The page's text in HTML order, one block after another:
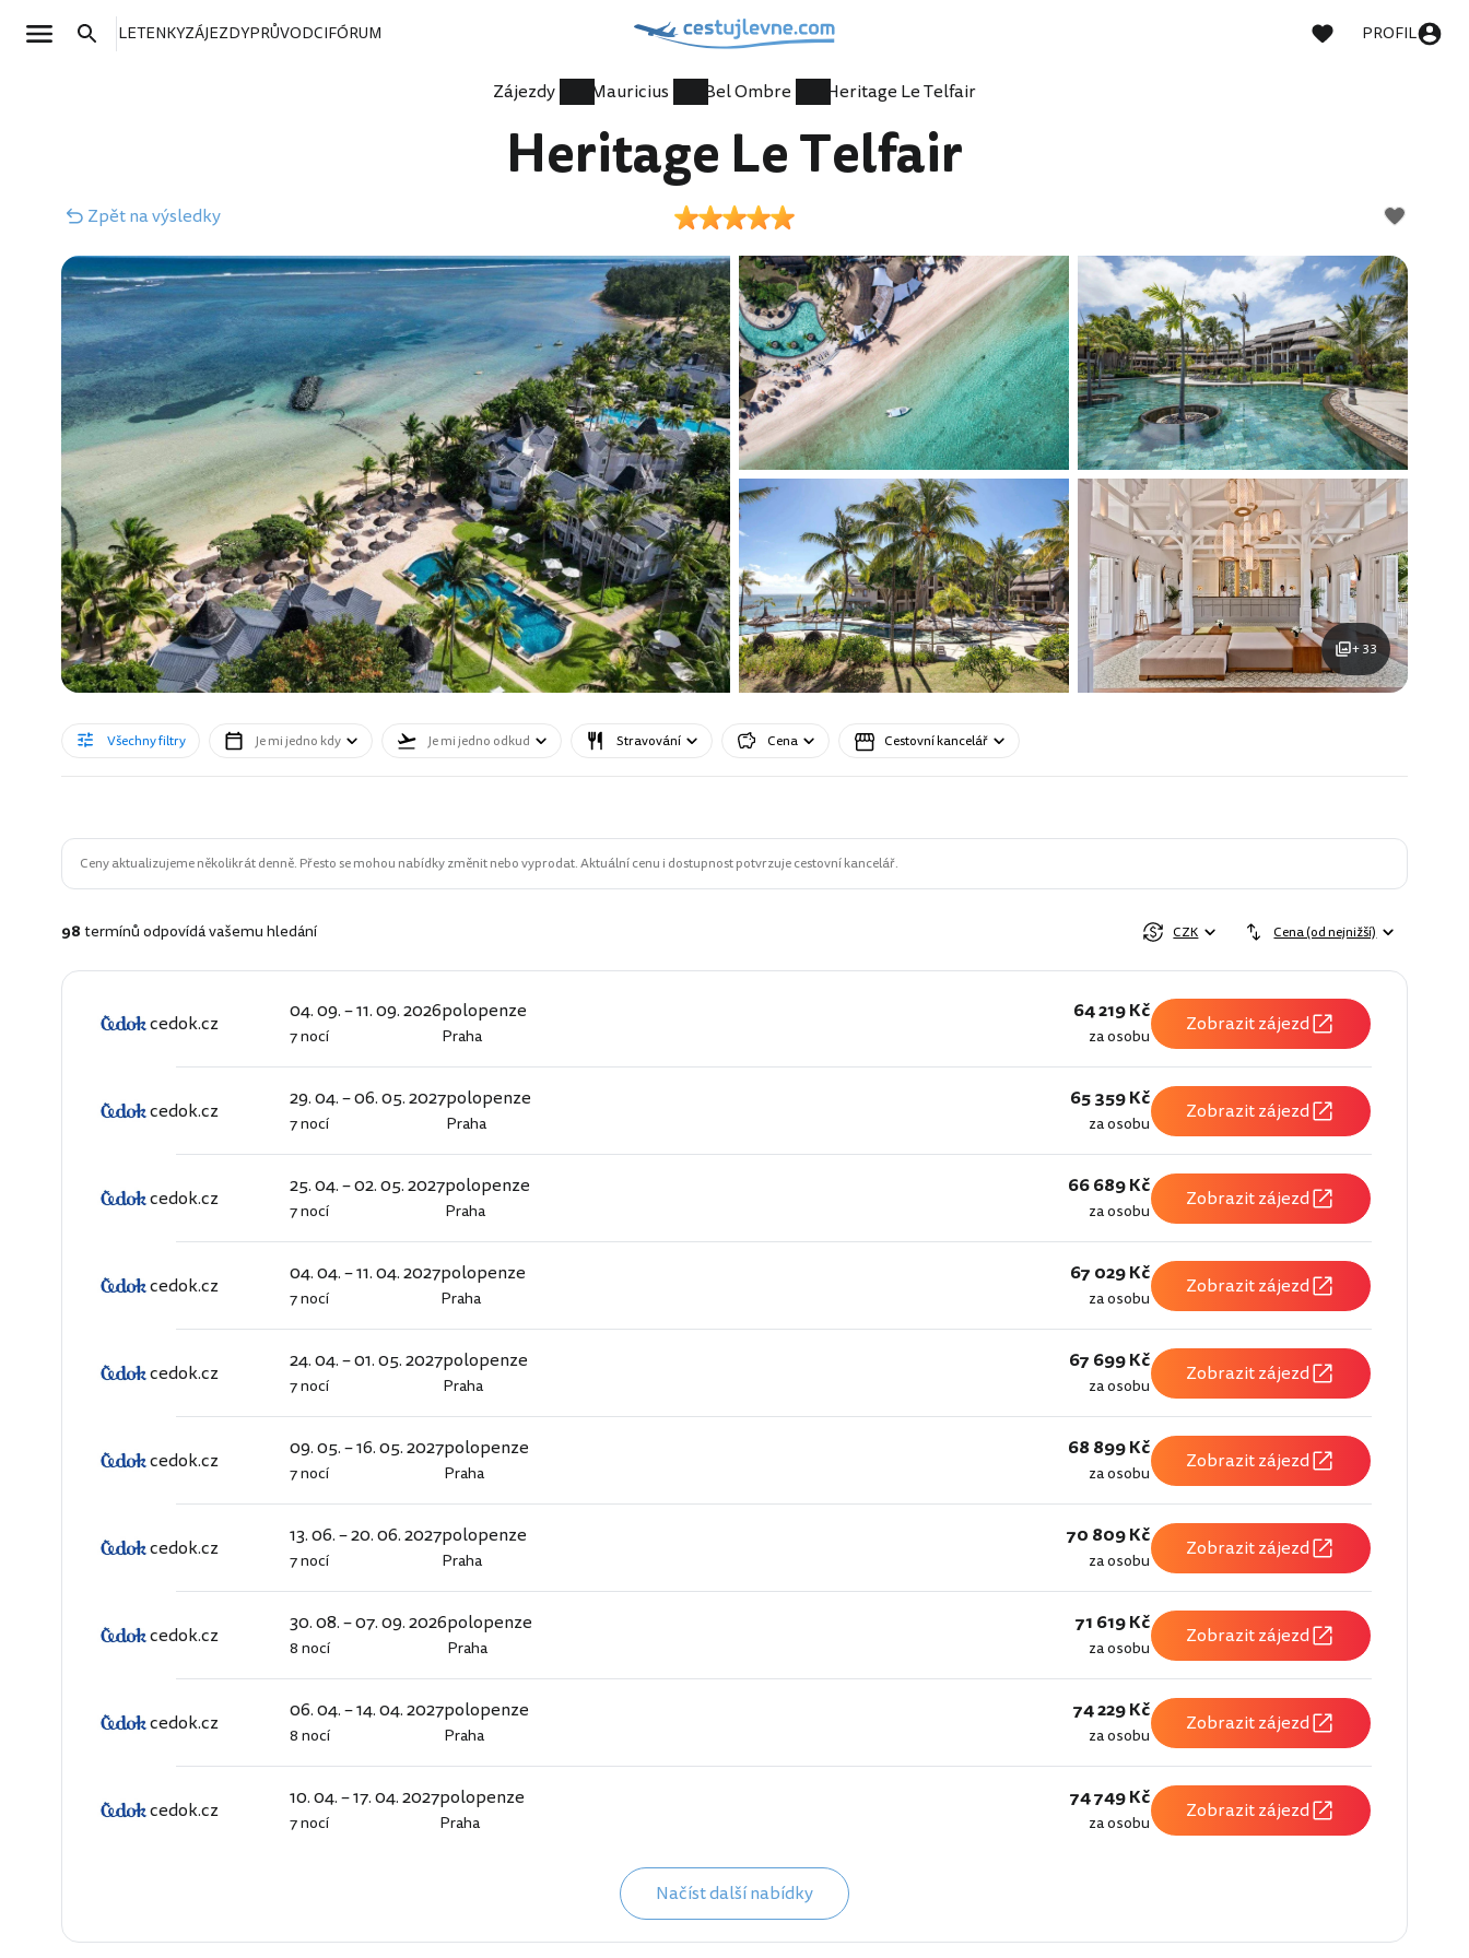
LETENKYZÁJEZDYPRŮVODCIFÓRUM PROFIL
Zájezdy Mauricius Bel Ombre Heritage Le Telfair
Heritage Le Telfair
Zpětna výsledky
+ 33
Všechny filtry Je mi jedno kdy Je mi jedno odkud Stravování Cena Cestovní kancelář
Ceny aktualizujeme několikrát denně. Přesto se mohou nabídky změnit nebo vyprodat. Aktuální cenu i dostupnost potvrzuje cestovní kancelář.
98termínů odpovídá vašemu hledání CZK Cena (od nejnižší)
cedok.cz 04. 09. – 11. 09. 2026
7 nocí
polopenze
Praha
64 219 Kč
za osobu Zobrazit zájezd
cedok.cz 29. 04. – 06. 05. 2027
7 nocí
polopenze
Praha
65 359 Kč
za osobu Zobrazit zájezd
cedok.cz 25. 04. – 02. 05. 2027
7 nocí
polopenze
Praha
66 689 Kč
za osobu Zobrazit zájezd
cedok.cz 04. 04. – 11. 04. 2027
7 nocí
polopenze
Praha
67 029 Kč
za osobu Zobrazit zájezd
cedok.cz 24. 04. – 01. 05. 2027
7 nocí
polopenze
Praha
67 699 Kč
za osobu Zobrazit zájezd
cedok.cz 09. 05. – 16. 05. 2027
7 nocí
polopenze
Praha
68 899 Kč
za osobu Zobrazit zájezd
cedok.cz 13. 06. – 20. 06. 2027
7 nocí
polopenze
Praha
70 809 Kč
za osobu Zobrazit zájezd
cedok.cz 30. 08. – 07. 09. 2026
8 nocí
polopenze
Praha
71 619 Kč
za osobu Zobrazit zájezd
cedok.cz 06. 04. – 14. 04. 2027
8 nocí
polopenze
Praha
74 229 Kč
za osobu Zobrazit zájezd
cedok.cz 10. 04. – 17. 04. 2027
7 nocí
polopenze
Praha
74 749 Kč
za osobu Zobrazit zájezd
Načíst další nabídky